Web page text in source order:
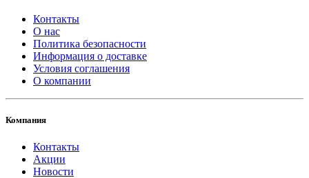
Контакты
О нас
Политика безопасности
Информация о доставке
Условия соглашения
О компании
Компания
Контакты
Акции
Новости